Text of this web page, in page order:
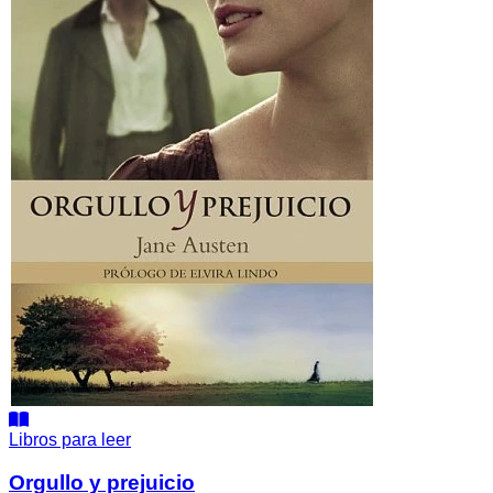
Libros para leer
Orgullo y prejuicio